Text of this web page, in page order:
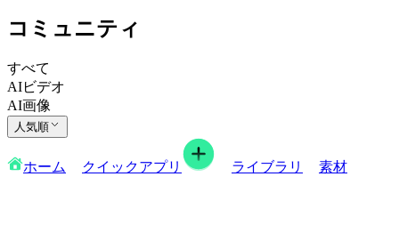
コミュニティ
すべて
AIビデオ
AI画像
人気順
ホーム クイックアプリ ライブラリ 素材